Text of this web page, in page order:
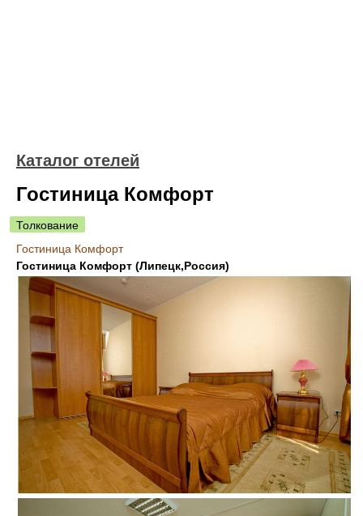
Каталог отелей
Гостиница Комфорт
Толкование
Гостиница Комфорт
Гостиница Комфорт (Липецк,Россия)